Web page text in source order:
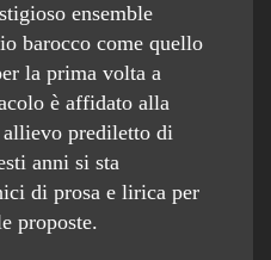
ensemble
barocco come quello
la prima volta a
è affidato alla
prediletto di
anni si sta
di prosa e lirica per
proposte.